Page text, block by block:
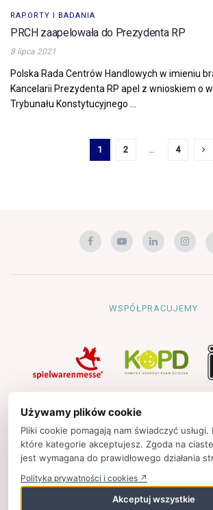
RAPORTY I BADANIA
PRCH zaapelowała do Prezydenta RP
8 lipca 2021
Polska Rada Centrów Handlowych w imieniu
Kancelarii Prezydenta RP apel z wnioskiem o
Trybunału Konstytucyjnego ...
1 2 4
WSPÓŁPRACUJEMY
Strona główna
Polityka prywatności
Kontakt
Strony partnerskie
Używamy plików cookie
Pliki cookie pomagają nam świadczyć
które kategorie akceptujesz. Zgoda na
jest wymagana do prawidłowego działania
Polityka prywatności i cookies ↗
Akceptuj wszystkie